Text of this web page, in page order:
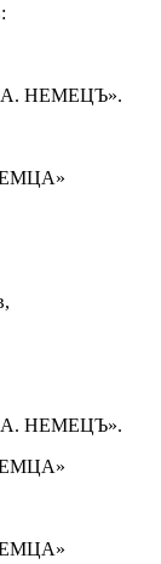
«А. НЕМЕЦЪ».
«А. НЕМЕЦЪ».